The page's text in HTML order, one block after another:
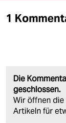
1
Die
geschlossen.
Wir öffnen
Artikeln für